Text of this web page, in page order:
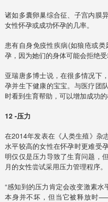
诸如多囊卵巢综合征、子宫内膜
女性怀孕或成功怀孕的几率。
患有自身免疫性疾病(如狼疮或
孕，因为她们的身体可能会拒绝受
亚瑞唐多博士说，在很多情况下
孕并生下健康的宝宝。与医疗团
时看到生育帮助，可以增加成功的
12 -压力
在2014年发表在《人类生殖》杂
水平较高的女性在怀孕时更难受
明仅仅是压力导致了生育问题，
月的女性尝试采用压力管理程序。
“感知到的压力肯定会改变激素水
本身并不坏，但当它被释放时